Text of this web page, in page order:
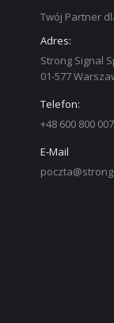
Twój Partner
Adres:
Strong Signal
01-577
Telefon:
+48 600 800 007
E-Mail